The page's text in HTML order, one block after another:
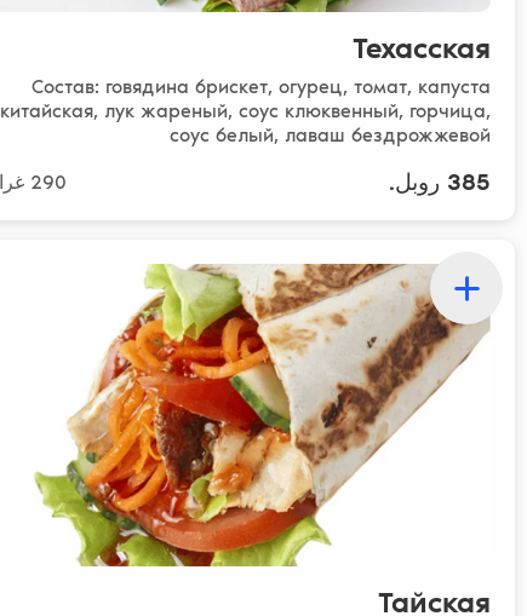
Техасская
Состав: говядина брискет, огурец, томат, капуста
китайская, лук жареный, соус клюквенный, горчица,
соус белый, лаваш бездрожжевой
385 روبل. 290 غرام
Тайская